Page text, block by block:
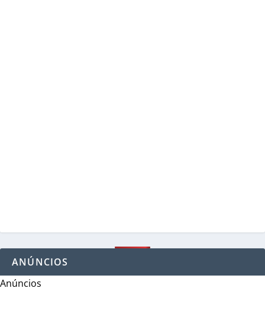
ANÚNCIOS
Anúncios